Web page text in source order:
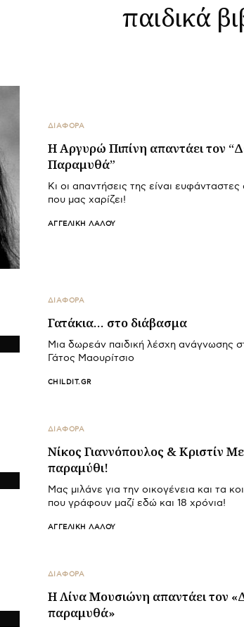
παιδικά
ΔΙΑΦΟΡΑ
Η Αργυρώ Πιπίνη απαντάει τον
Παραμυθά”
Κι οι απαντήσεις της είναι
που μας χαρίζει!
ΑΓΓΕΛΙΚΉ ΛΆΛΟΥ
ΔΙΑΦΟΡΑ
Γατάκια… στο διάβασμα
Μια δωρεάν παιδική λέσχη ανάγνωσης
Γάτος Μαουρίτσιο
CHILDIT.GR
ΔΙΑΦΟΡΑ
Νίκος Γιαννόπουλος & Κριστίν
παραμύθι!
Μας μιλάνε για την οικογένεια και τα
που γράφουν μαζί εδώ και 18 χρόνια!
ΑΓΓΕΛΙΚΉ ΛΆΛΟΥ
ΔΙΑΦΟΡΑ
Η Λίνα Μουσιώνη απαντάει τον
παραμυθά»